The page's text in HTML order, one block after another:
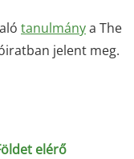
tanulmánya The
jelent meg.
elérő